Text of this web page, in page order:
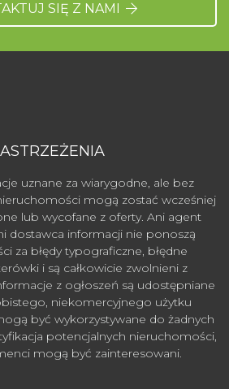
SIĘ Z NAMI
uznane za wiarygodne, ale bez
mogą zostać wcześniej
lub wycofane z oferty. Ani agent
dostawca informacji nie ponoszą
za błędy typograficzne, błędne
i są całkowicie zwolnieni z
z ogłoszeń są udostępniane
niekomercyjnego użytku
być wykorzystywane do żadnych
potencjalnych nieruchomości,
mogą być zainteresowani.